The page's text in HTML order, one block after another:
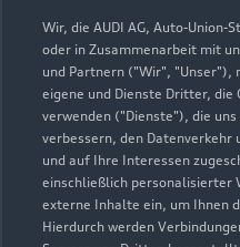
Wir, die AUDI AG, Auto-
oder in Zusammenarbeit mit
und Partnern ("Wir", "Unser"),
eigene und Dienste Dritter, die
verwenden ("Dienste"), die
verbessern, den Datenverkehr
und auf Ihre Interessen
einschließlich personalisierter
externe Inhalte ein, um Ihnen
Hierdurch werden
Geschlossen ,
Teile- &
Geschlossen,